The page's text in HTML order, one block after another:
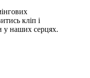
кліп і
у наших серцях.